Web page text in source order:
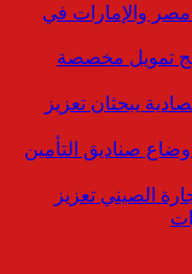
تجارة مصر والإمارات في
تمويل مخصصة
يبحثان تعزيز
صناديق التأمين
الصيني تعزيز